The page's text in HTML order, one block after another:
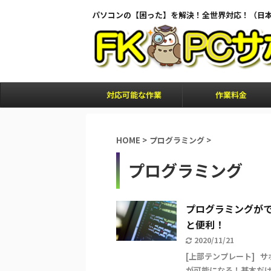
パソコンの【困った】を解決！全世界対応！（日
対応可能な作業 作業料金
HOME > プログラミング >
プログラミング
プログラミングが
と便利！
2020/11/21
[上部テンプレート] サ